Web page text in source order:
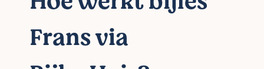
Frans via